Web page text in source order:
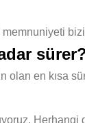
memnuniyeti
olan en kısa
Herhangi